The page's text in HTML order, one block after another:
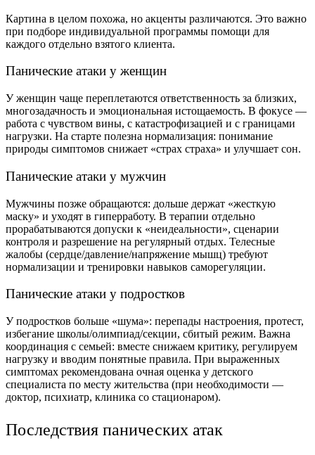
Картина в целом похожа, но акценты различаются. Это важно
при подборе индивидуальной программы помощи для
каждого отдельно взятого клиента.
Панические атаки у женщин
У женщин чаще переплетаются ответственность за близких,
многозадачность и эмоциональная истощаемость. В фокусе —
работа с чувством вины, с катастрофизацией и с границами
нагрузки. На старте полезна нормализация: понимание
природы симптомов снижает «страх страха» и улучшает сон.
Панические атаки у мужчин
Мужчины позже обращаются: дольше держат «жесткую
маску» и уходят в гиперработу. В терапии отдельно
прорабатываются допуски к «неидеальности», сценарии
контроля и разрешение на регулярный отдых. Телесные
жалобы (сердце/давление/напряжение мышц) требуют
нормализации и тренировки навыков саморегуляции.
Панические атаки у подростков
У подростков больше «шума»: перепады настроения, протест,
избегание школы/олимпиад/секции, сбитый режим. Важна
координация с семьей: вместе снижаем критику, регулируем
нагрузку и вводим понятные правила. При выраженных
симптомах рекомендована очная оценка у детского
специалиста по месту жительства (при необходимости —
доктор, психиатр, клиника со стационаром).
Последствия панических атак